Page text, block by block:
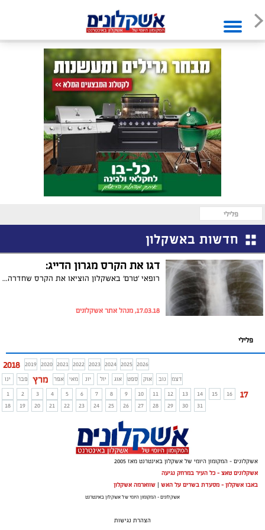
פלילי
חדשות באשקלון
דגו את הקרס מגרון הדייג:
רופאי 'טרם' באשקלון הוציאו את הקרס שחדרה לצווארו של הדייג. הוא ניצל באורח נס
17.03.18, מנהל אתר אשקלונים
פלילי
2018 2019 2020 2021 2022 2023 2024 2025 2026
ינו
פבר מרץ אפר מאי יונ יול אוג ספט אוק נוב
דצמ
1
2 3 4 5 6 7 8 9 10 11 12 13 14 15 16 17
18 19 20 21 22 23 24 25 26 27 28 29 30 31
אשקלונים - המקומון היומי של אשקלון באינטרנט מאז 2005
אשקלונים טאצ - כל העיר במרחק נגיעה
באבו אשקלון - מסעדת בשרים על האש | שווארמה אשקלון
אשקלונים - המקומון היומי של אשקלון באינטרנט
הצהרת נגישות